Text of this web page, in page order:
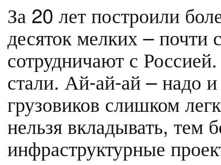
За 20 лет построили
десяток мелких – почти
сотрудничают с
стали. Ай-ай-ай – надо
грузовиков слишком
нельзя вкладывать, тем
инфраструктурные